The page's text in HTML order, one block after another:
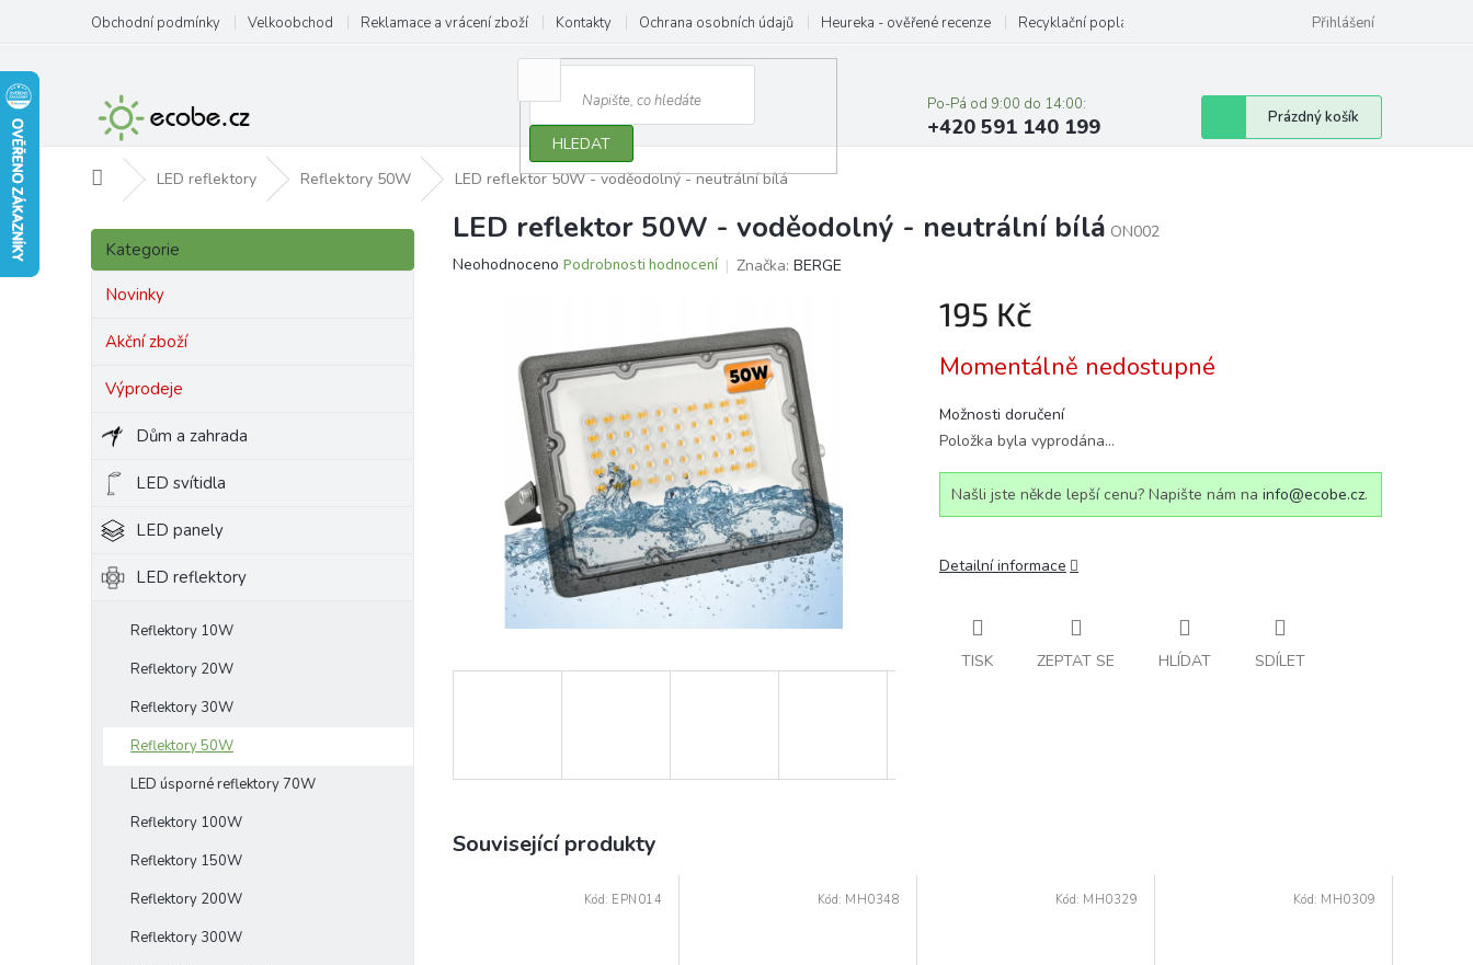
obsah
Obchodní podmínky Velkoobchod Reklamace a vrácení zboží Kontakty Ochrana osobních údajů Heureka - ověřené recenze Recyklační poplatky Přihlášení
HLEDAT
Po-Pá od 9:00 do 14:00:
+420 591 140 199
Nákupní
košík
Prázdný košík
Domů LED reflektory Reflektory 50W LED reflektor 50W - voděodolný - neutrální bílá
P
s
p
Přeskočit
kategorie
Kategorie
Novinky
Akční zboží
Výprodeje
Dům a zahrada
LED svítidla
LED panely
LED reflektory
Reflektory 10W
Reflektory 20W
Reflektory 30W
Reflektory 50W
LED úsporné reflektory 70W
Reflektory 100W
Reflektory 150W
Reflektory 200W
Reflektory 300W
LED reflektor 50W - voděodolný - neutrální bílá ON002
Průměrné
Neohodnoceno Podrobnosti hodnocení Značka: BERGE
195 Kč
cena:
Momentálně nedostupné
Možnosti doručení
Položka byla vyprodána…
Našli jste někde lepší cenu? Napište nám na info@ecobe.cz.
Detailní informace
TISK ZEPTAT SE HLÍDAT SDÍLET
Související produkty
Kód: EPN014 Kód: MH0348 Kód: MH0329 Kód: MH0309